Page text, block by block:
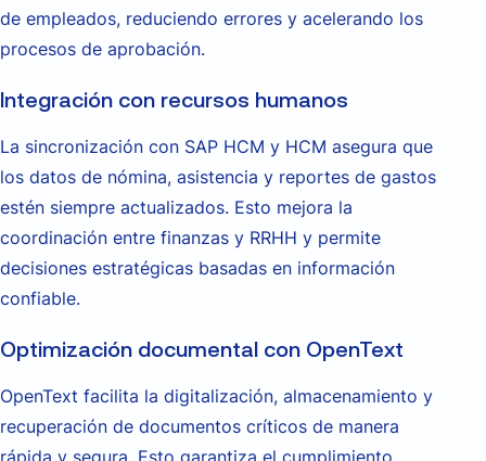
de empleados, reduciendo errores y acelerando los
procesos de aprobación.
Integración con recursos humanos
La sincronización con SAP HCM y HCM asegura que
los datos de nómina, asistencia y reportes de gastos
estén siempre actualizados. Esto mejora la
coordinación entre finanzas y RRHH y permite
decisiones estratégicas basadas en información
confiable.
Optimización documental con OpenText
OpenText facilita la digitalización, almacenamiento y
recuperación de documentos críticos de manera
rápida y segura. Esto garantiza el cumplimiento